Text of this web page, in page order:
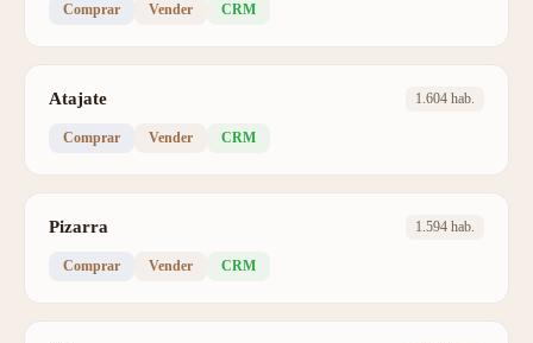
Comprar Vender CRM
Atajate 1.604 hab.
Comprar Vender CRM
Pizarra 1.594 hab.
Comprar Vender CRM